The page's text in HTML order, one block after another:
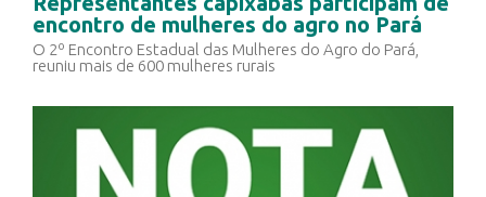
encontro de mulheres do agro no Pará
O 2º Encontro Estadual das Mulheres do Agro do Pará,
reuniu mais de 600 mulheres rurais